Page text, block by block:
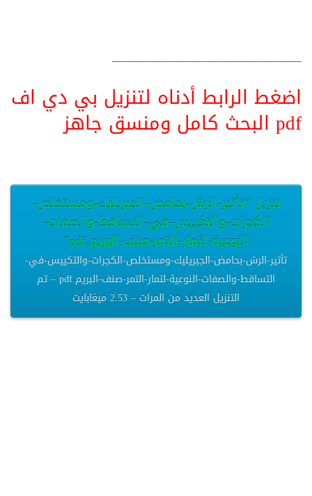
__________________________________
اضغط الرابط أدناه لتنزيل بي دي اف
pdf البحث كامل ومنسق جاهز
تنزيل “تأثير-الرش-بحامض-الجبريليك-ومستخلص-
الكجرات-والتكييس-في-التساقط-والصفات-
النوعية-لثمار-التمر-صنف-البريم.pdf”
تأثير-الرش-بحامض-الجبريليك-ومستخلص-الكجرات-والتكييس-في-
التساقط-والصفات-النوعية-لثمار-التمر-صنف-البريم.pdf – تم
التنزيل العديد من المرات – 2.53 ميغابايت